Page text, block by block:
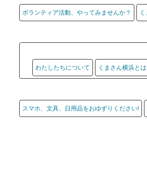
ボランティア活動、やってみませんか？
わたしたちについて くまさん横浜とは
スマホ、文具、日用品をおゆずりください!